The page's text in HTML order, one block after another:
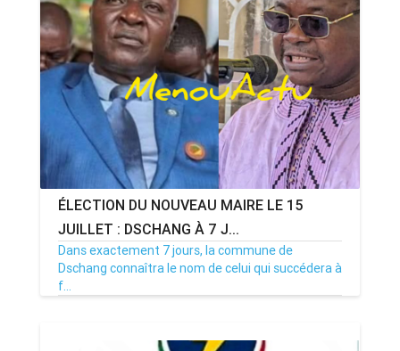
ÉLECTION DU NOUVEAU MAIRE LE 15
JUILLET : DSCHANG À 7 J...
Dans exactement 7 jours, la commune de
Dschang connaîtra le nom de celui qui succédera à
f...